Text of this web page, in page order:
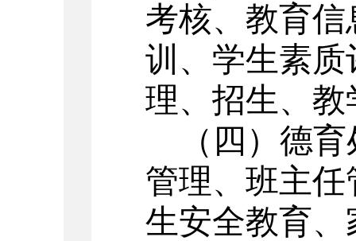
考核、教育
训、学生素
理、招生、
（四） 德育
管理、班主
生安全教育